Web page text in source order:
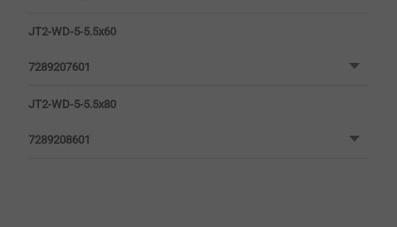
JT2-WD-5-5.5x60
7289207601
JT2-WD-5-5.5x80
7289208601